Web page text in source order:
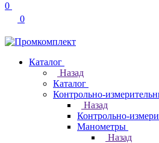
0
0
Каталог
Назад
Каталог
Контрольно-
Назад
Контрольно-
Манометры
Назад